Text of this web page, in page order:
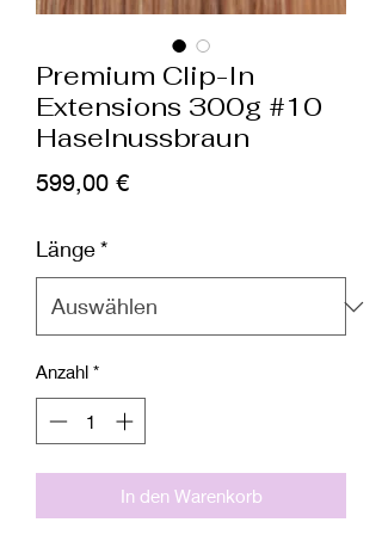
Premium Clip-In
Extensions 300g #10
Haselnussbraun
599,00 €Preis
Länge*
Anzahl *
In den Warenkorb